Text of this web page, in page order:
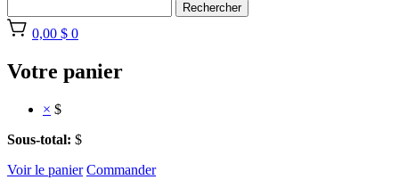
Rechercher
0,00 $ 0
Votre panier
× $
Sous-total: $
Voir le panier Commander